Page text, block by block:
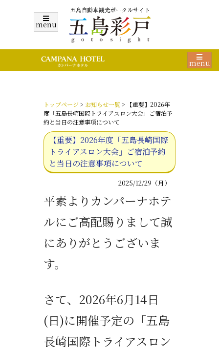
menu
menu
トップページ > お知らせ一覧> 【重要】2026年
度「五島長崎国際トライアスロン大会」ご宿泊予
約と当日の注意事項について
【重要】2026年度「五島長崎国際
トライアスロン大会」ご宿泊予約
と当日の注意事項について
2025/12/29（月）
平素よりカンパーナホテ
ルにご高配賜りまして誠
にありがとうございま
す。
さて、 2026年6月14日
(日)に開催予定の「五島
長崎国際トライアスロン